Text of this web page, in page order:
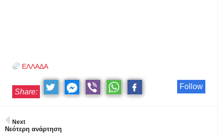
ΕΛΛΑΔΑ
Follow
Share:
Next
Νεότερη ανάρτηση